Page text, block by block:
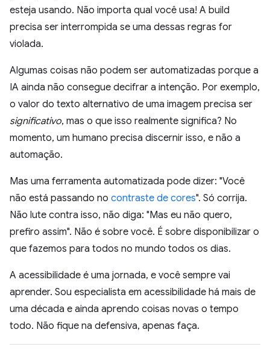
esteja usando. Não importa qual você usa! A build
precisa ser interrompida se uma dessas regras for
violada.
Algumas coisas não podem ser automatizadas porque a
IA ainda não consegue decifrar a intenção. Por exemplo,
o valor do texto alternativo de uma imagem precisa ser
significativo, mas o que isso realmente significa? No
momento, um humano precisa discernir isso, e não a
automação.
Mas uma ferramenta automatizada pode dizer: "Você
não está passando no contraste de cores". Só corrija.
Não lute contra isso, não diga: "Mas eu não quero,
prefiro assim". Não é sobre você. É sobre disponibilizar o
que fazemos para todos no mundo todos os dias.
A acessibilidade é uma jornada, e você sempre vai
aprender. Sou especialista em acessibilidade há mais de
uma década e ainda aprendo coisas novas o tempo
todo. Não fique na defensiva, apenas faça.